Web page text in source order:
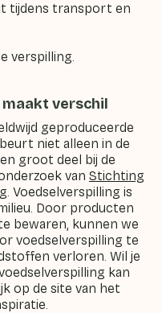
tijdens transport en
verspilling.
verschil
geproduceerde
niet alleen in de
groot deel bij de
van Stichting
. Voedselverspilling is
Door producten
bewaren, kunnen we
voedselverspilling te
verloren. Wil je
kan
op de site van het